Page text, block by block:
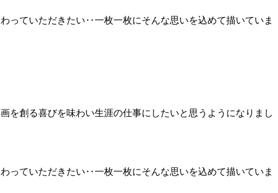
っていただきたい‥一枚一枚にそんな思いを込めて描いていま
を創る喜びを味わい生涯の仕事にしたいと思うようになりまし
っていただきたい‥一枚一枚にそんな思いを込めて描いていま